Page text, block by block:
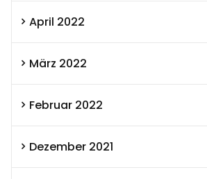
April 2022
März 2022
Februar 2022
Dezember 2021